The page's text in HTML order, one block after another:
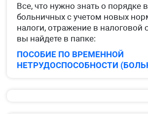
Все, что нужно знать о порядке
больничных с учетом новых
налоги, отражение в налоговой
вы найдете в папке:
ПОСОБИЕ ПО ВРЕМЕННОЙ
НЕТРУДОСПОСОБНОСТИ